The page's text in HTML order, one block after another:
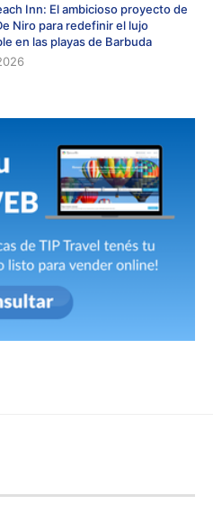
Inn: El ambicioso proyecto de
Niro para redefinir el lujo
en las playas de Barbuda